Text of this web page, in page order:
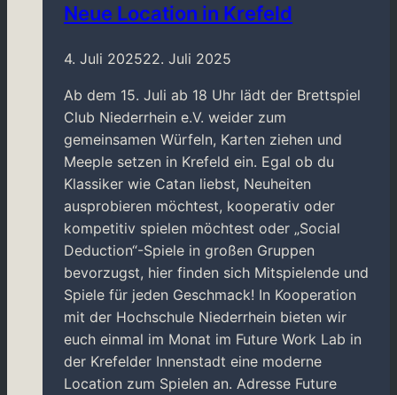
Neue Location in Krefeld
4. Juli 202522. Juli 2025
Ab dem 15. Juli ab 18 Uhr lädt der Brettspiel
Club Niederrhein e.V. weider zum
gemeinsamen Würfeln, Karten ziehen und
Meeple setzen in Krefeld ein. Egal ob du
Klassiker wie Catan liebst, Neuheiten
ausprobieren möchtest, kooperativ oder
kompetitiv spielen möchtest oder „Social
Deduction“-Spiele in großen Gruppen
bevorzugst, hier finden sich Mitspielende und
Spiele für jeden Geschmack! In Kooperation
mit der Hochschule Niederrhein bieten wir
euch einmal im Monat im Future Work Lab in
der Krefelder Innenstadt eine moderne
Location zum Spielen an. Adresse Future